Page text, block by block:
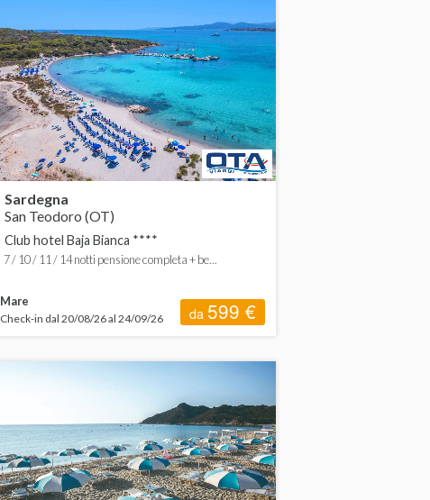
Sardegna
San Teodoro (OT)
Club hotel Baja Bianca ****
7 / 10 / 11 / 14 notti pensione completa + be...
Mare
Check-in dal 20/08/26 al 24/09/26 da599 €